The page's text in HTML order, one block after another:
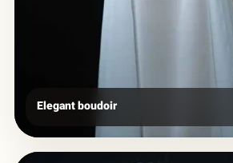
Elegant boudoir